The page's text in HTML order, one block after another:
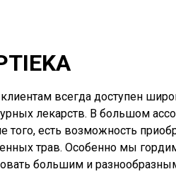
всегда доступен
лекарств. В большом
того, есть возможность
трав. Особенно мы
большим и